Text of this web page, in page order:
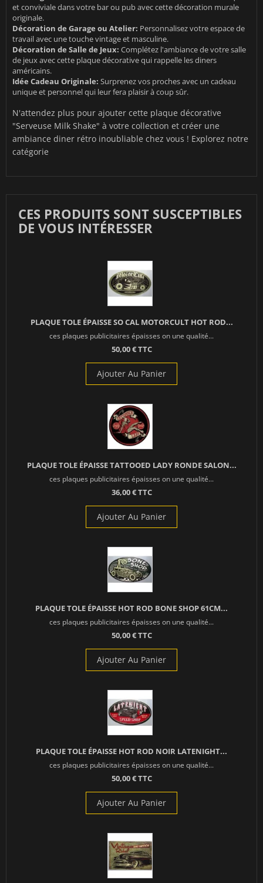
et conviviale dans votre bar ou pub avec cette décoration murale
originale.
Décoration de Garage ou Atelier: Personnalisez votre espace de
travail avec une touche vintage et masculine.
Décoration de Salle de Jeux: Complétez l'ambiance de votre salle
de jeux avec cette plaque décorative qui rappelle les diners
américains.
Idée Cadeau Originale: Surprenez vos proches avec un cadeau
unique et personnel qui leur fera plaisir à coup sûr.
N'attendez plus pour ajouter cette plaque décorative
"Serveuse Milk Shake" à votre collection et créer une
ambiance diner rétro inoubliable chez vous ! Explorez notre
catégorie
CES PRODUITS SONT SUSCEPTIBLES
DE VOUS INTÉRESSER
PLAQUE TOLE ÉPAISSE SO CAL MOTORCULT HOT ROD...
ces plaques publicitaires épaisses on une qualité...
50,00 € TTC
Ajouter Au Panier
PLAQUE TOLE ÉPAISSE TATTOOED LADY RONDE SALON...
ces plaques publicitaires épaisses on une qualité...
36,00 € TTC
Ajouter Au Panier
PLAQUE TOLE ÉPAISSE HOT ROD BONE SHOP 61CM...
ces plaques publicitaires épaisses on une qualité...
50,00 € TTC
Ajouter Au Panier
PLAQUE TOLE ÉPAISSE HOT ROD NOIR LATENIGHT...
ces plaques publicitaires épaisses on une qualité...
50,00 € TTC
Ajouter Au Panier